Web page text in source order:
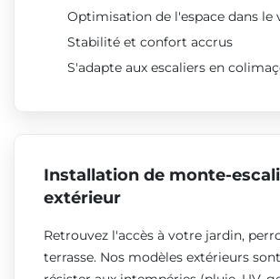
Optimisation de l'espace dans le
Stabilité et confort accrus
S'adapte aux escaliers en
Installation de monte-
extérieur
Retrouvez l'accès à votre jardin,
terrasse. Nos modèles extérieurs